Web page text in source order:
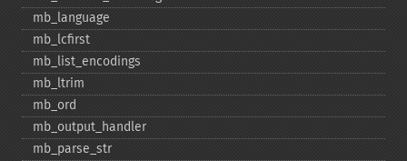
mb_​language
mb_​lcfirst
mb_​list_​encodings
mb_​ltrim
mb_​ord
mb_​output_​handler
mb_​parse_​str